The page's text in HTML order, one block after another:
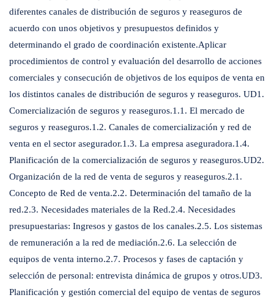
diferentes canales de distribución de seguros y reaseguros de
acuerdo con unos objetivos y presupuestos definidos y
determinando el grado de coordinación existente.Aplicar
procedimientos de control y evaluación del desarrollo de acciones
comerciales y consecución de objetivos de los equipos de venta en
los distintos canales de distribución de seguros y reaseguros. UD1.
Comercialización de seguros y reaseguros.1.1. El mercado de
seguros y reaseguros.1.2. Canales de comercialización y red de
venta en el sector asegurador.1.3. La empresa aseguradora.1.4.
Planificación de la comercialización de seguros y reaseguros.UD2.
Organización de la red de venta de seguros y reaseguros.2.1.
Concepto de Red de venta.2.2. Determinación del tamaño de la
red.2.3. Necesidades materiales de la Red.2.4. Necesidades
presupuestarias: Ingresos y gastos de los canales.2.5. Los sistemas
de remuneración a la red de mediación.2.6. La selección de
equipos de venta interno.2.7. Procesos y fases de captación y
selección de personal: entrevista dinámica de grupos y otros.UD3.
Planificación y gestión comercial del equipo de ventas de seguros